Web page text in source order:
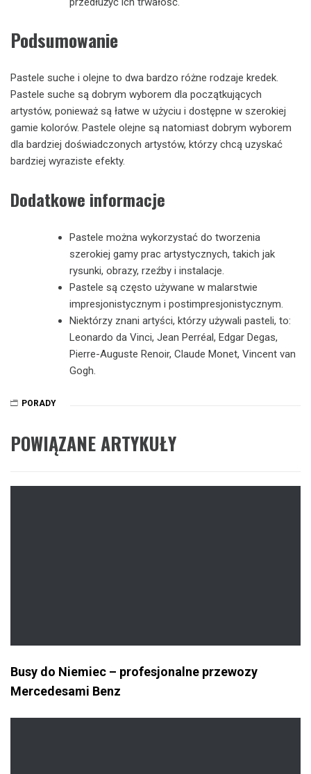
Podsumowanie
Pastele suche i olejne to dwa bardzo różne rodzaje kredek.
Pastele suche są dobrym wyborem dla początkujących
artystów, ponieważ są łatwe w użyciu i dostępne w szerokiej
gamie kolorów. Pastele olejne są natomiast dobrym wyborem
dla bardziej doświadczonych artystów, którzy chcą uzyskać
bardziej wyraziste efekty.
Dodatkowe informacje
Pastele można wykorzystać do tworzenia
szerokiej gamy prac artystycznych, takich jak
rysunki, obrazy, rzeźby i instalacje.
Pastele są często używane w malarstwie
impresjonistycznym i postimpresjonistycznym.
Niektórzy znani artyści, którzy używali pasteli, to:
Leonardo da Vinci, Jean Perréal, Edgar Degas,
Pierre-Auguste Renoir, Claude Monet, Vincent van
Gogh.
PORADY
POWIĄZANE ARTYKUŁY
Busy do Niemiec – profesjonalne przewozy
Mercedesami Benz